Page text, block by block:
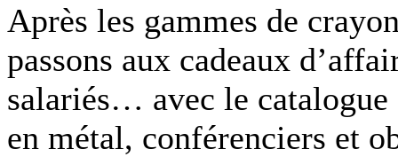
Après les gammes de
passons aux cadeaux
salariés… avec le catalogue
en métal, conférenciers et